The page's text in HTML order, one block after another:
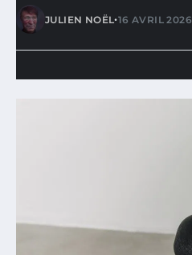
JULIEN NOËL•16 AVRIL 2026